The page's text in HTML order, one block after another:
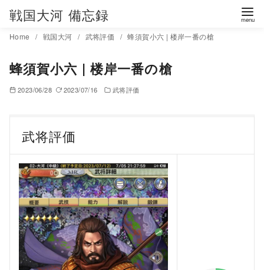
戦国大河 備忘録
Home 戦国大河 武将評価 蜂須賀小六 | 楼岸一番の槍
蜂須賀小六 | 楼岸一番の槍
2023/06/28 2023/07/16 武将評価
武将評価